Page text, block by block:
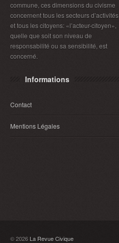
commune, ces dimensions du civisme
concernent tous les secteurs d’activités
et tous les citoyens: «l’acteur-citoyen»,
quelle que soit son niveau de
responsabilité ou sa sensibilité, est
concerné.
Informations
Contact
Mentions Légales
© 2026 La Revue Civique